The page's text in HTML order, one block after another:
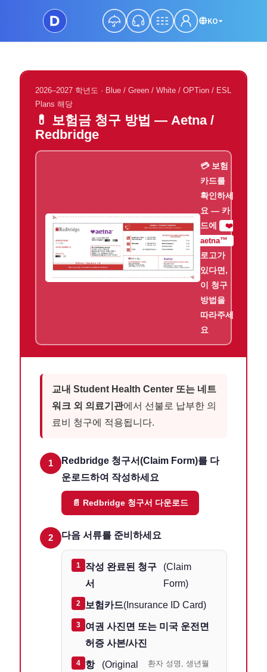
KO
2026–2027 학년도 · Blue / Green / White / OPTion / ESL
Plans 해당
💊 보험금 청구 방법 — Aetna /
Redbridge
💳 보험
카드를
확인하세
요 — 카
드에
❤️
aetna™
로고가
있다면,
이 청구
방법을
따라주세
요
교내 Student Health Center 또는 네트
워크 외 의료기관에서 선불로 납부한 의
료비 청구에 적용됩니다.
1
Redbridge 청구서(Claim Form)를 다
운로드하여 작성하세요
📄 Redbridge 청구서 다운로드
2 다음 서류를 준비하세요
1
작성 완료된 청구
서
(Claim
Form)
2 보험카드(Insurance ID Card)
3
여권 사진면 또는 미국 운전면
허증 사본/사진
4
항
(Original
환자 성명, 생년월